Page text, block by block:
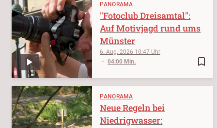
PANORAMA
bookmark_border
6. Aug. 2026 10:47
04:00 Min.
"Fotoclub Dreisamtal":
Auf Motivjagd rund ums
Münster
PANORAMA
Neue Regeln bei
Niedrigwasser: